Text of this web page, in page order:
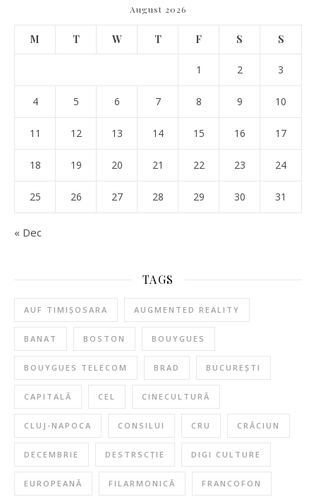
August 2026
M T W T F S S
1 2 3
4 5 6 7 8 9 10
11 12 13 14 15 16 17
18 19 20 21 22 23 24
25 26 27 28 29 30 31
« Dec
TAGS
AUF TIMIȘOSARA AUGMENTED REALITY
BANAT BOSTON BOUYGUES
BOUYGUES TELECOM BRAD BUCUREȘTI
CAPITALĂ CEL CINECULTURĂ
CLUJ-NAPOCA CONSILUI CRU CRĂCIUN
DECEMBRIE DESTRSCȚIE DIGI CULTURE
EUROPEANĂ FILARMONICĂ FRANCOFON